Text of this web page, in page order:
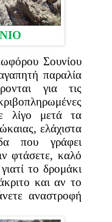
Σουνίου
παραλία
για τις
λίγο μετά τα
ελάχιστα
που γράφει
φτάσετε, καλό
το δρομάκι
και αν το
αναστροφή